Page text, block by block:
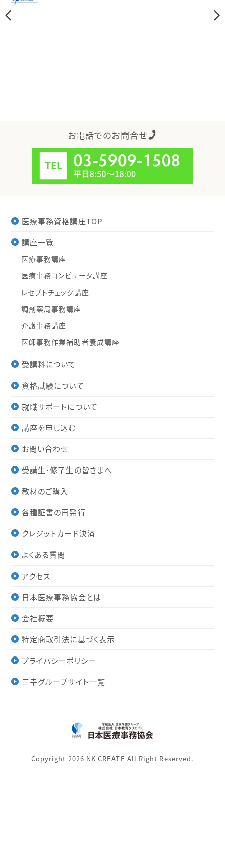
お電話でのお問合せ
医療事務資格講座TOP
講座一覧
医療事務講座
医療事務コンピュータ講座
レセプトチェック講座
調剤薬局事務講座
介護事務講座
医師事務作業補助者養成講座
受講料について
資格試験について
就職サポートについて
講座を申し込む
お問い合わせ
受講生・修了生の皆さまへ
教材のご購入
各種証書の再発行
クレジットカード決済
よくある質問
アクセス
日本医療事務協会とは
会社概要
特定商取引法に基づく表示
プライバシーポリシー
三幸グループサイト一覧
Copyright 2026 NK CREATE All Right Reserved.